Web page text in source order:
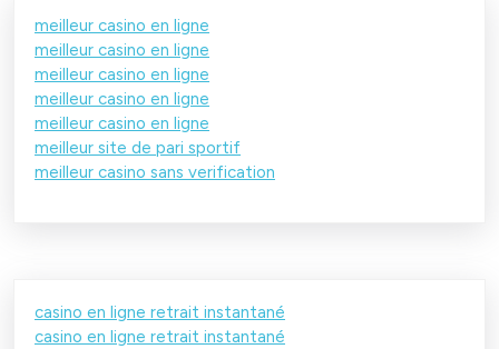
meilleur casino en ligne
meilleur casino en ligne
meilleur casino en ligne
meilleur casino en ligne
meilleur casino en ligne
meilleur site de pari sportif
meilleur casino sans verification
casino en ligne retrait instantané
casino en ligne retrait instantané